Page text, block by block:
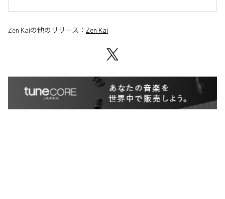
Zen Kaiの他のリリース： Zen Kai